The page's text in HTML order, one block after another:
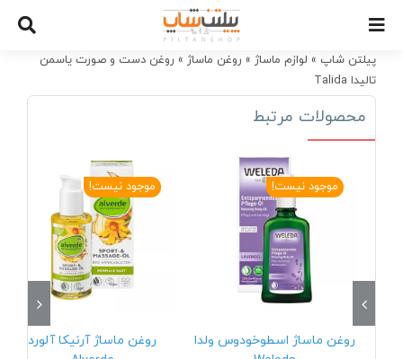
contentپیلتن شاپ » لوازم ماساژ » روغن ماساژ » روغن دست و صورت یاسمن
تالیدا Talida
محصولات مرتبط
موجود نیست!
روغن ماساژ اسطوخودوس ولدا
موجود نیست!
روغن ماساژ آرنیکا آلورد